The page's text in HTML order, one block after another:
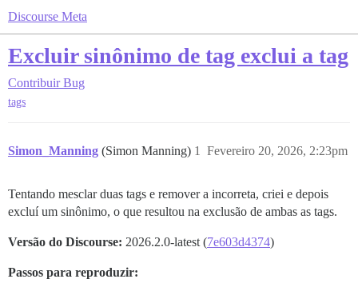
Discourse Meta
Excluir sinônimo de tag exclui a tag
Contribuir Bug
tags
Simon_Manning (Simon Manning) Fevereiro 20, 2026, 2:23pm
1
Tentando mesclar duas tags e remover a incorreta, criei e depois
excluí um sinônimo, o que resultou na exclusão de ambas as tags.
Versão do Discourse: 2026.2.0-latest (7e603d4374)
Passos para reproduzir: